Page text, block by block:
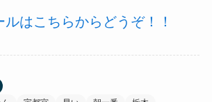
はこちらからどうぞ！！